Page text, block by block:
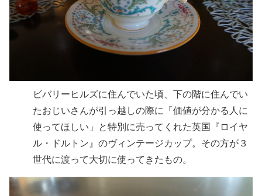
ビバリーヒルズに住んでいた頃、下の階に住んでい
たおじいさんが引っ越しの際に「価値が分かる人に
使ってほしい」と特別に売ってくれた英国『ロイヤ
ル・ドルトン』のヴィンテージカップ。その方が３
世代に渡って大切に使ってきたもの。